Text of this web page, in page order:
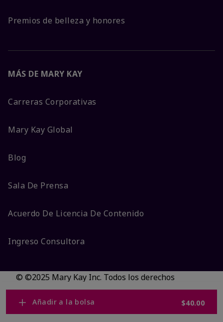
Añadir a la bolsa $40.00
Premios de belleza y honores
MÁS DE MARY KAY
Carreras Corporativas
Mary Kay Global
Blog
Sala De Prensa
Acuerdo De Licencia De Contenido
Ingreso Consultora
© ©2025 Mary Kay Inc. Todos los derechos
reservados.
No vender/Preferencias de cookies